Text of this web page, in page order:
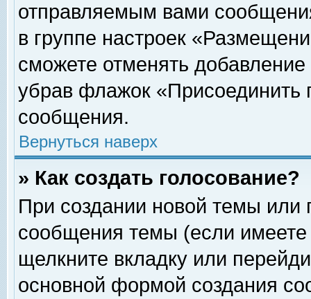
отправляемым вами
в группе настроек
сможете отменять
убрав флажок «Присоединить
сообщения.
Вернуться наверх
» Как создать голосование?
При создании новой темы или
сообщения темы (если
щелкните вкладку или
основной формой создания